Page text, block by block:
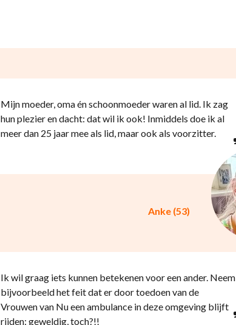
Mijn moeder, oma én schoonmoeder waren al lid. Ik zag
hun plezier en dacht: dat wil ik ook! Inmiddels doe ik al
meer dan 25 jaar mee als lid, maar ook als voorzitter.
Anke (53)
Ik wil graag iets kunnen betekenen voor een ander. Neem
bijvoorbeeld het feit dat er door toedoen van de
Vrouwen van Nu een ambulance in deze omgeving blijft
rijden: geweldig, toch?!!